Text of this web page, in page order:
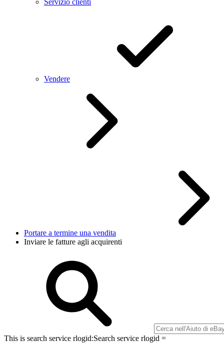
Servizio clienti
Vendere
Portare a termine una vendita
Inviare le fatture agli acquirenti
This is search service rlogid:Search service rlogid =